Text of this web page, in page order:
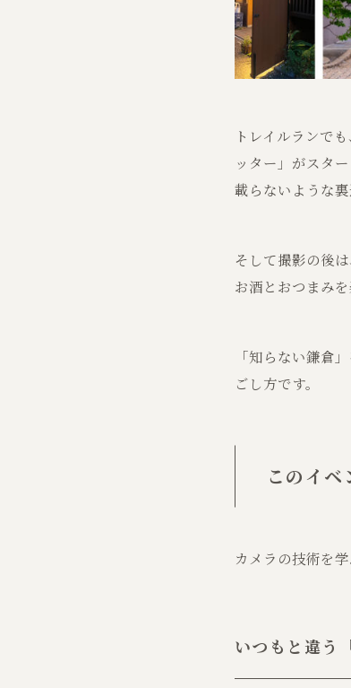
トレイルランで
ッター」がスタ
載らないような
そして撮影の後
お酒とおつまみ
「知らない鎌倉
ごし方です。
このイベ
カメラの技術を
いつもと違う